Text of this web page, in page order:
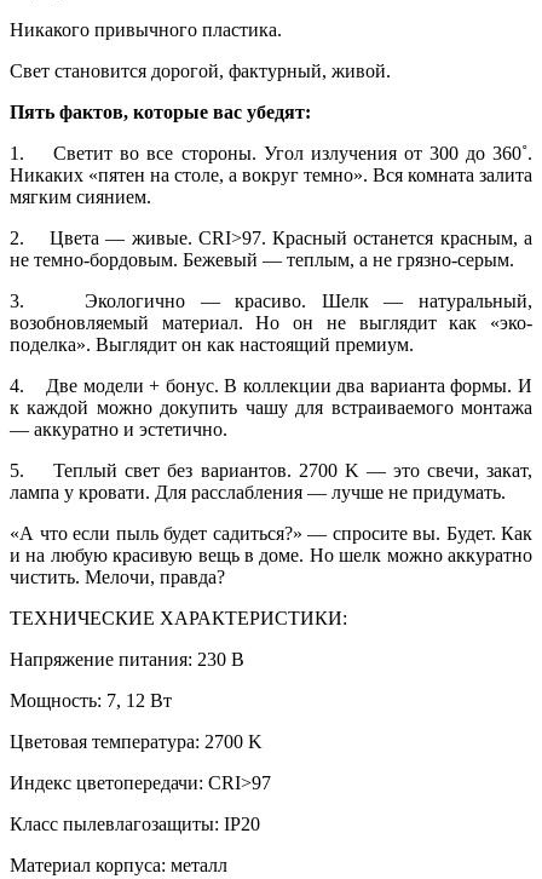
Никакого привычного пластика.
Свет становится дорогой, фактурный, живой.
Пять фактов, которые вас убедят:
1. Светит во все стороны. Угол излучения от 300 до 360˚.
Никаких «пятен на столе, а вокруг темно». Вся комната залита
мягким сиянием.
2. Цвета — живые. CRI>97. Красный останется красным, а
не темно-бордовым. Бежевый — теплым, а не грязно-серым.
3. Экологично — красиво. Шелк — натуральный,
возобновляемый материал. Но он не выглядит как «эко-
поделка». Выглядит он как настоящий премиум.
4. Две модели + бонус. В коллекции два варианта формы. И
к каждой можно докупить чашу для встраиваемого монтажа
— аккуратно и эстетично.
5. Теплый свет без вариантов. 2700 K — это свечи, закат,
лампа у кровати. Для расслабления — лучше не придумать.
«А что если пыль будет садиться?» — спросите вы. Будет. Как
и на любую красивую вещь в доме. Но шелк можно аккуратно
чистить. Мелочи, правда?
ТЕХНИЧЕСКИЕ ХАРАКТЕРИСТИКИ:
Напряжение питания: 230 В
Мощность: 7, 12 Вт
Цветовая температура: 2700 K
Индекс цветопередачи: CRI>97
Класс пылевлагозащиты: IP20
Материал корпуса: металл